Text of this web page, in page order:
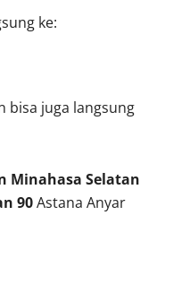
ke:
bisa juga langsung
Minahasa Selatan
90Astana Anyar